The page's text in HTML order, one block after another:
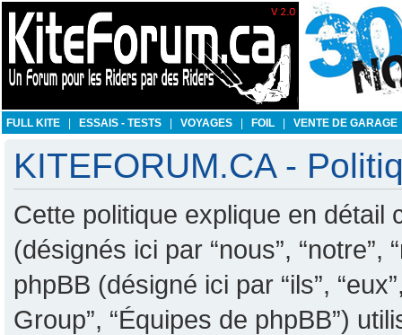
FULL KITE ESSAIS - TESTS VOYAGES FOIL VENTE DE GARAGE
KITEFORUM.CA -
Cette politique explique en détail
(désignés ici par “nous”, “notre”,
phpBB (désigné ici par “ils”,
Group”, “Équipes de phpBB”)